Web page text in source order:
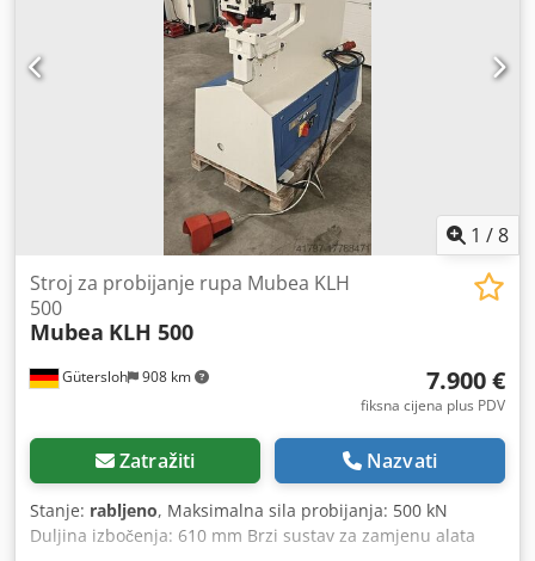
1 /8
Gütersloh 908 km
Stroj za probijanje rupa Mubea KLH
500
Mubea KLH 500
7.900 €
fiksna cijena plus PDV
Zatražiti Nazvati
Stanje: rabljeno, Maksimalna sila probijanja: 500 kN
Duljina izbočenja: 610 mm Brzi sustav za zamjenu alata